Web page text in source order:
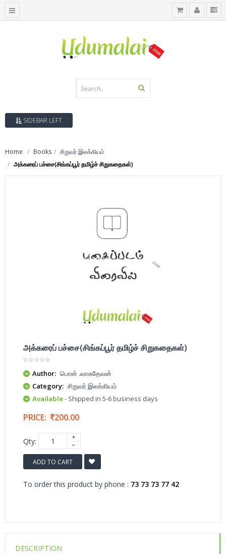
SIDEBAR LEFT
Home Books
சிறுவர் இலக்கியம்
அக்கரைப் பச்சை(சிங்கப்பூர் தமிழ்ச் சிறுகதைகள்)
அக்கரைப் பச்சை(சிங்கப்பூர் தமிழ்ச் சிறுகதைகள்)
Author: பொன் .வாசுதேவன்
Category: சிறுவர் இலக்கியம்
Available- Shipped in 5-6 business days
PRICE: 200.00
Qty:
ADD TO CART
To order this product by phone : 73 73 73 77 42
DESCRIPTION